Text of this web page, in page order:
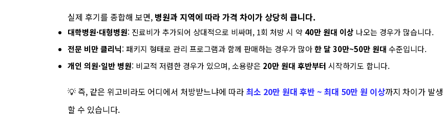
실제 후기를 종합해 보면, 병원과 지역에 따라 가격 차이가 상당히 큽니다.
대학병원·대형병원: 진료비가 추가되어 상대적으로 비싸며, 1회 처방 시 약 40만 원대 이상 나오는 경우가 많습니다.
전문 비만 클리닉: 패키지 형태로 관리 프로그램과 함께 판매하는 경우가 많아한 달 30만~50만 원대 수준입니다.
개인 의원·일반 병원: 비교적 저렴한 경우가 있으며, 소용량은 20만 원대 후반부터 시작하기도 합니다.
💡 즉, 같은 위고비라도 어디에서 처방받느냐에 따라 최소 20만 원대 후반 ~ 최대 50만 원 이상까지 차이가 발생
할 수 있습니다.